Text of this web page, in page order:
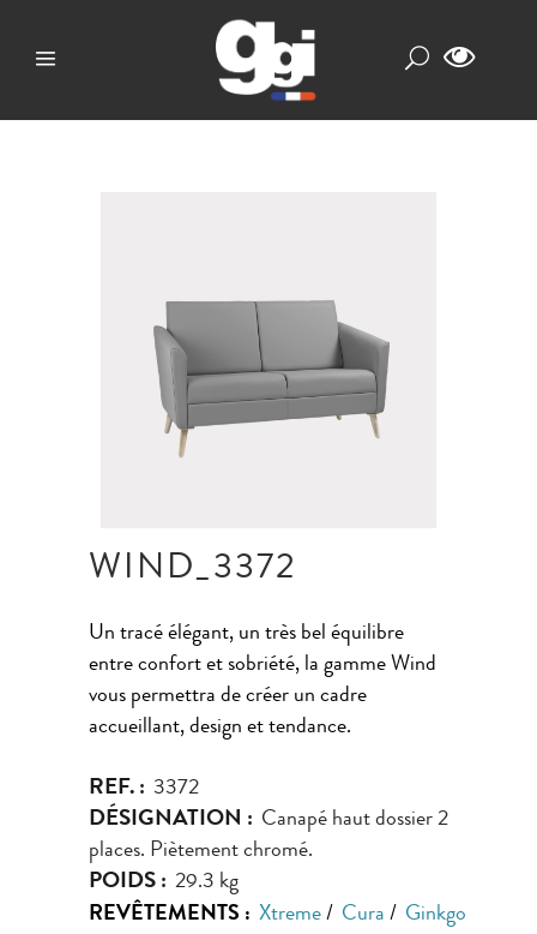
WIND_3372
Un tracé élégant, un très bel équilibre
entre confort et sobriété, la gamme Wind
vous permettra de créer un cadre
accueillant, design et tendance.
REF. : 3372
DÉSIGNATION : Canapé haut dossier 2
places. Piètement chromé.
POIDS : 29.3 kg
REVÊTEMENTS : Xtreme / Cura / Ginkgo